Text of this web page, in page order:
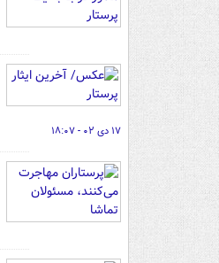
۱۷ دی ۰۲ - ۱۸:۰۷